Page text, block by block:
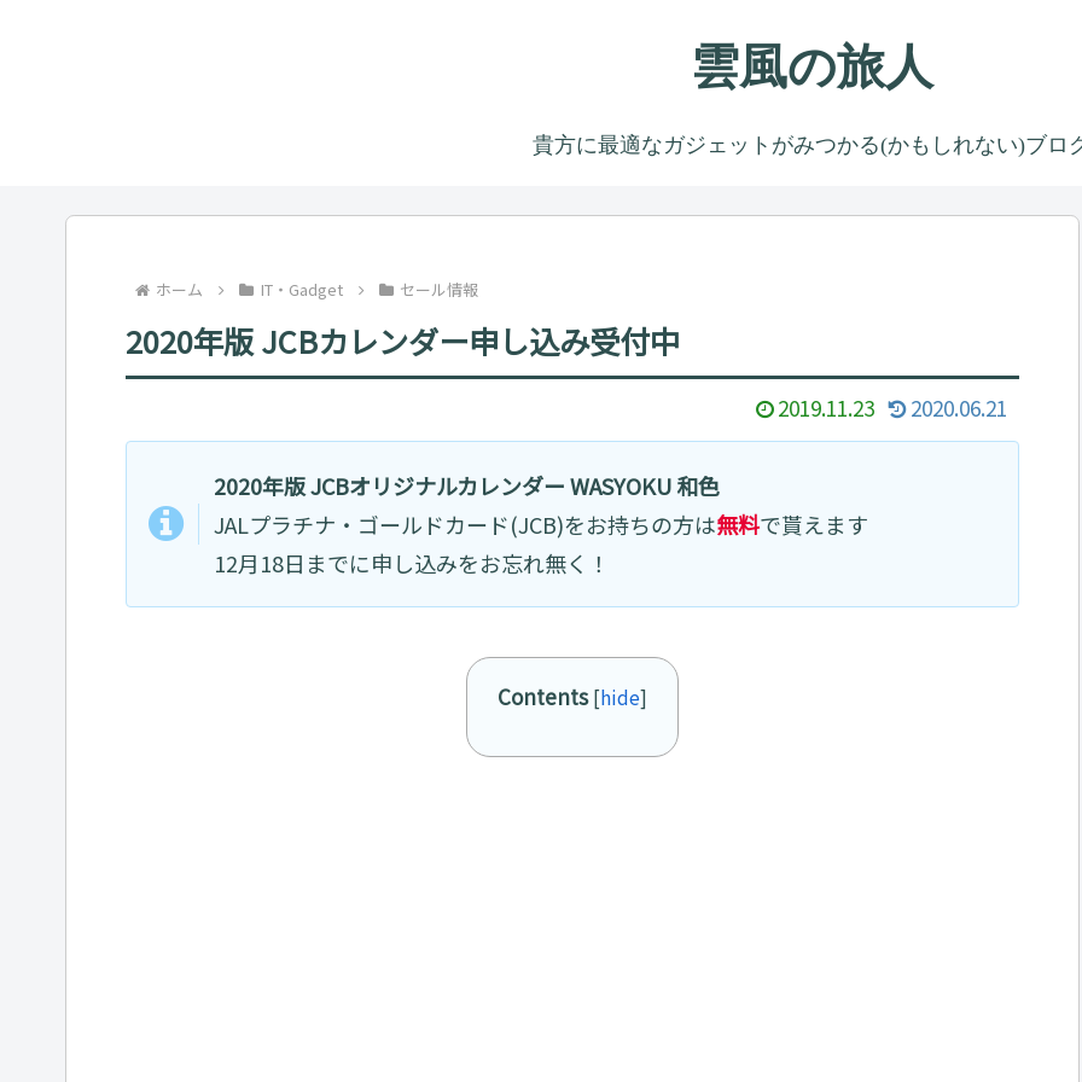
雲風の旅人
貴方に最適なガジェットがみつかる(かもしれない)ブロ
ホーム IT・Gadget セール情報
2020年版 JCBカレンダー申し込み受付中
2019.11.23 2020.06.21
2020年版 JCBオリジナルカレンダー WASYOKU 和色
JALプラチナ・ゴールドカード(JCB)をお持ちの方は無料で貰えます
12月18日までに申し込みをお忘れ無く！
Contents [hide]